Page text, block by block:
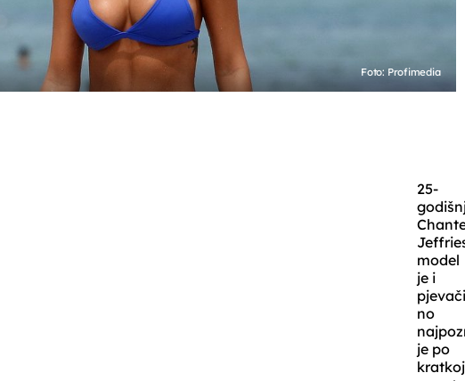
Foto: Profimedia
25-
model
je i
no
je po
kratkoj